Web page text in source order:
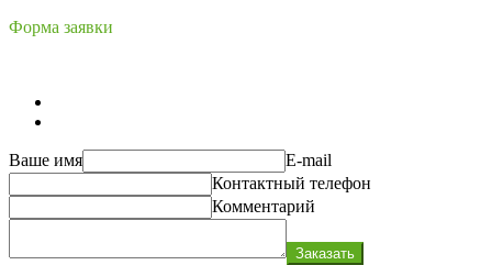
Форма заявки
Ваше имя
E-mail
Контактный телефон
Комментарий
Заказать